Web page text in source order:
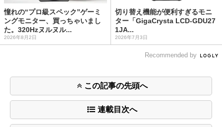
憧れの“プロ級スペック”ゲーミ
ングモニター、買っちゃいまし
た。320Hzヌルヌル...
2026年8月2日
切り替え機能が便利すぎるモニ
ター「GigaCrysta LCD-GDU27
1JA...
2026年7月3日
Recommended by
この記事の先頭へ
連載目次へ